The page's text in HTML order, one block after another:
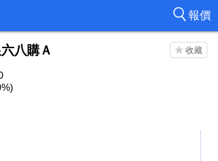
報價
八購Ａ